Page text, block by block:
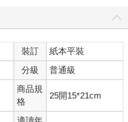
裝訂
紙本平裝
分級 普通級
商品規
格
25開15*21cm